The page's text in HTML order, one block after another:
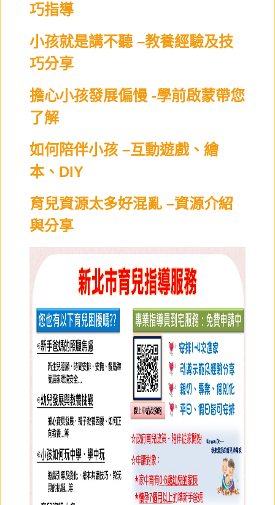
巧指導
小孩就是講不聽 –教養經驗及技
巧分享
擔心小孩發展偏慢 -學前啟蒙帶您
了解
如何陪伴小孩 –互動遊戲、繪
本、DIY
育兒資源太多好混亂 –資源介紹
與分享